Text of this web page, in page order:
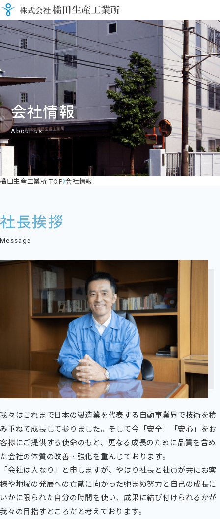
会社情報
About us
橘田生産工業所 TOP 会社情報
社⻑挨拶
Message
我々はこれまで日本の製造業を代表する自動車業界で技術を積
み重ねて成長して参りました。そして今「安全」「安心」をお
客様にご提供する使命のもと、更なる成長のために品質を含め
た会社の体質の改善・強化を重んじております。
「会社は人なり」と申しますが、やはり社長と社員が共にお客
様や地域の発展への貢献に向かった弛まぬ努力と自己の成長に
いかに限られた自分の時間を使い、成果に結び付けられるかが
我々の目指すところだと考えております。